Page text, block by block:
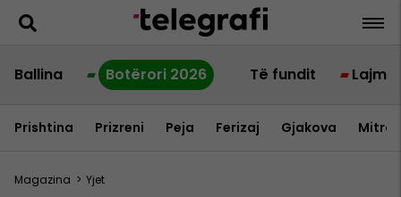
Ballina Botërori 2026 Të fundit Lajme
Prishtina Prizreni Peja Ferizaj Gjakova
Magazina > Yjet